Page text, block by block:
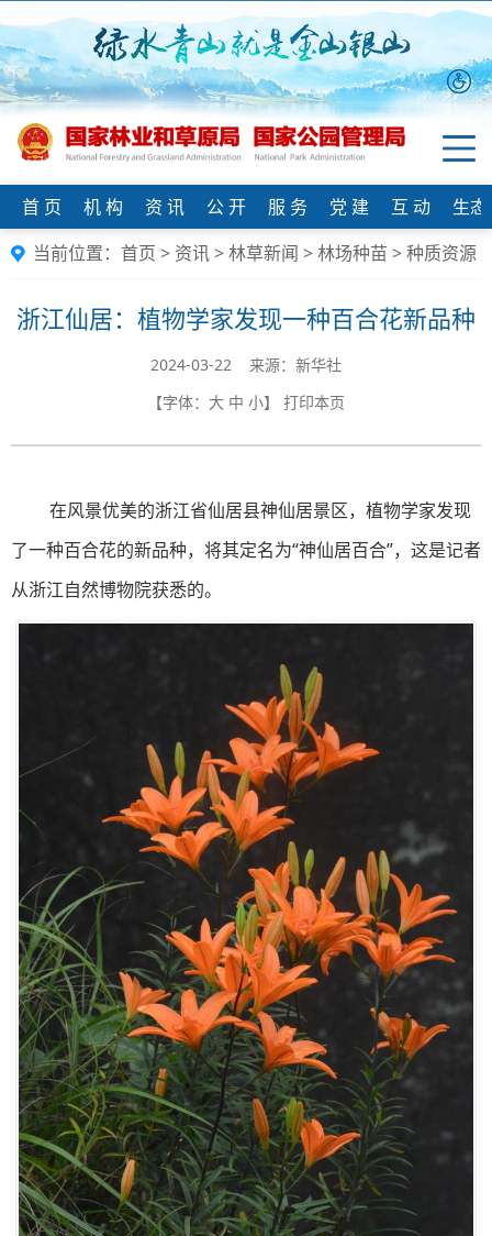
首 页 机 构 资 讯 公 开 服 务 党 建 互 动
生
当前位置： 首页 > 资讯>林草新闻 >林场种苗 >种质资源
浙江仙居：植物学家发现一种百合花新品种
2024-03-22 来源：新华社
【字体： 大 中 小】 打印本页
在风景优美的浙江省仙居县神仙居景区，植物学家发现
了一种百合花的新品种，将其定名为“神仙居百合”，这是记者
从浙江自然博物院获悉的。